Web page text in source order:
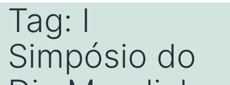
Tag: I
Simpósio do